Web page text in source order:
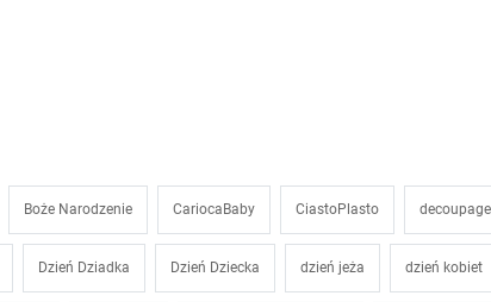
Boże Narodzenie CariocaBaby CiastoPlasto decoupage
Dzień Dziadka Dzień Dziecka dzień jeża dzień kobiet